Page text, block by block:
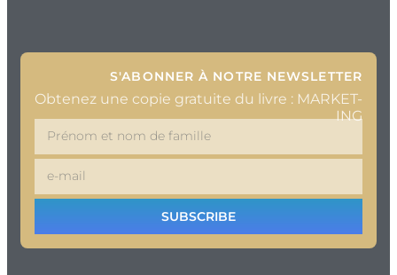
S'ABONNER À NOTRE NEWSLETTER
Obtenez une copie gratuite du livre : MARKET-
ING
SUBSCRIBE